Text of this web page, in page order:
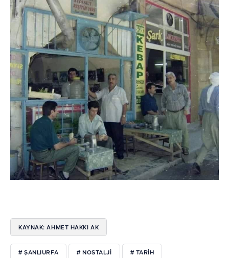
KAYNAK: AHMET HAKKI AK
# ŞANLIURFA # NOSTALJI # TARIH